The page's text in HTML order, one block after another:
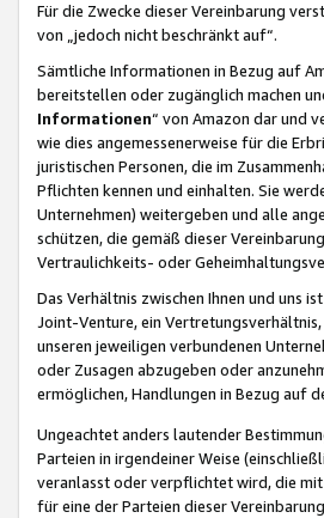
Für die Zwecke dieser Vereinbarung
von „jedoch nicht beschränkt auf“.
Sämtliche Informationen in Bezug auf
bereitstellen oder zugänglich machen
Informationen“ von Amazon dar und
wie dies angemessenerweise für die
juristischen Personen, die im
Pflichten kennen und einhalten. Sie
Unternehmen) weitergeben und alle
schützen, die gemäß dieser
Vertraulichkeits- oder
Das Verhältnis zwischen Ihnen und uns
Joint-Venture, ein
unseren jeweiligen verbundenen
oder Zusagen abzugeben oder
ermöglichen, Handlungen in Bezug auf
Ungeachtet anders lautender
Parteien in irgendeiner Weise
veranlasst oder verpflichtet wird, die
für eine der Parteien dieser